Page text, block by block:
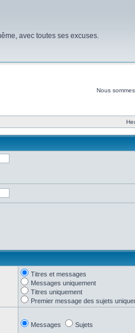
avec toutes ses excuses.
Nous
Titres et messages
Messages uniquement
Titres uniquement
Premier message des sujets
Messages Sujets